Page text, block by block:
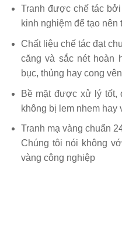
Tranh được chế tác
kinh nghiệm để tạo nên
Chất liệu chế tác đạt
căng và sắc nét hoàn
bục, thủng hay cong
Bề mặt được xử lý tốt,
không bị lem nhem hay
Tranh mạ vàng chuẩn
Chúng tôi nói không
vàng công nghiệp